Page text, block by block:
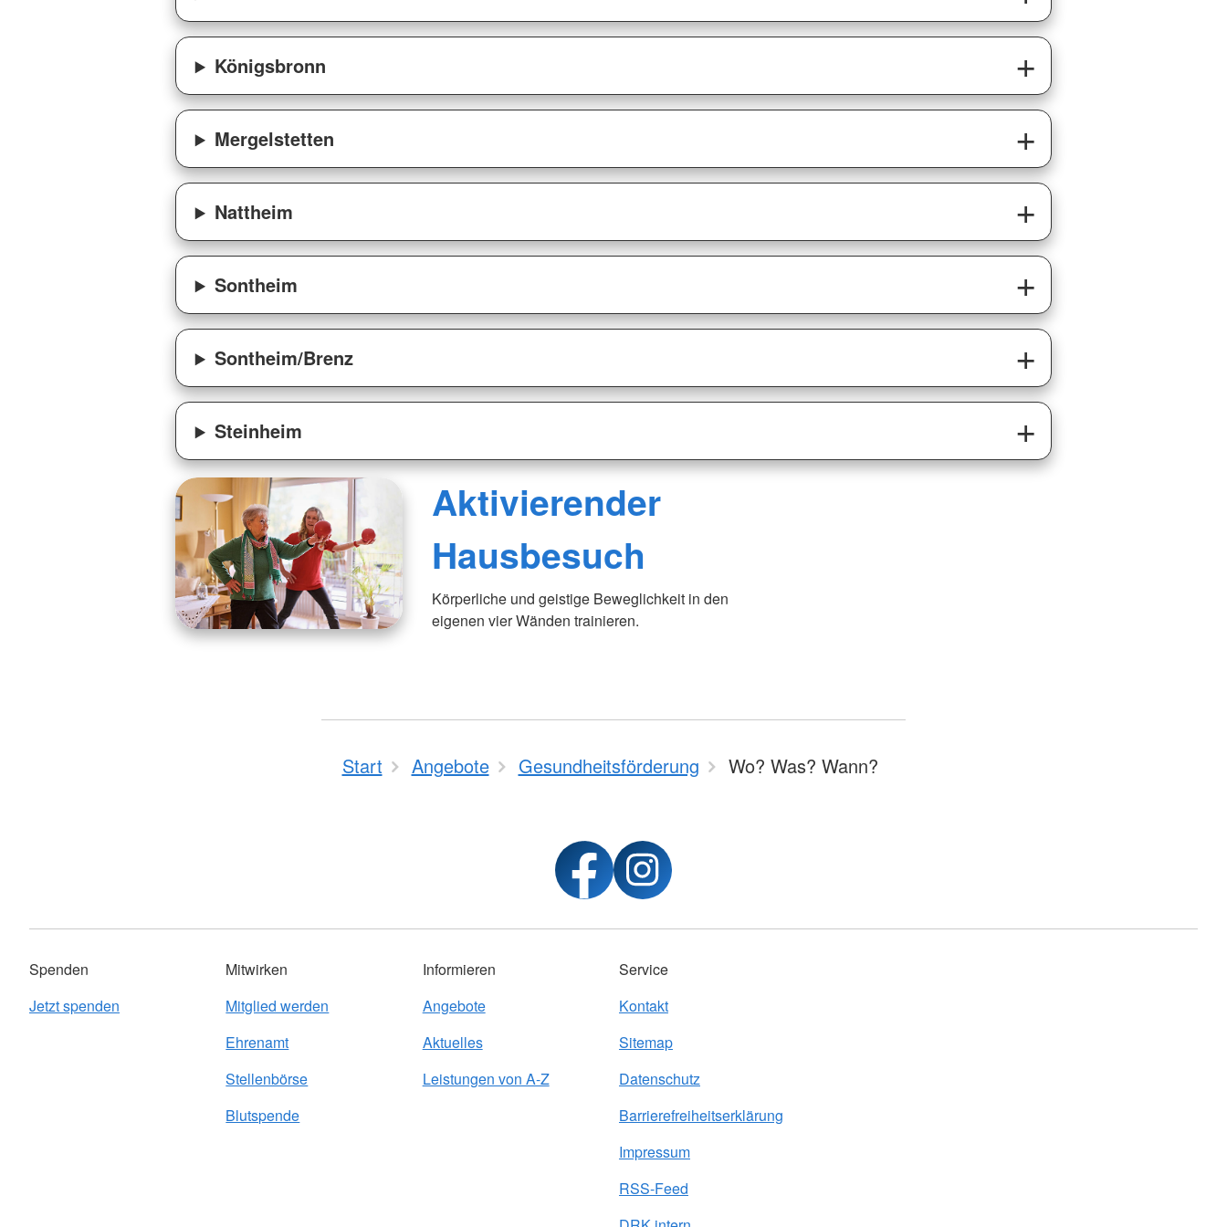
Königsbronn
Mergelstetten
Nattheim
Sontheim
Sontheim/Brenz
Steinheim
Aktivierender
Hausbesuch
Körperliche und geistige Beweglichkeit in den
eigenen vier Wänden trainieren.
Start Angebote Gesundheitsförderung Wo? Was? Wann?
Spenden
Jetzt spenden
Mitwirken
Mitglied werden
Ehrenamt
Stellenbörse
Blutspende
Informieren
Angebote
Aktuelles
Leistungen von A-Z
Service
Kontakt
Sitemap
Datenschutz
Barrierefreiheitserklärung
Impressum
RSS-Feed